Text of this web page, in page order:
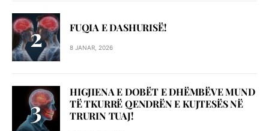
FUQIA E DASHURISË!
8 JANAR, 2026
HIGJIENA E DOBËT E DHËMBËVE MUND
TË TKURRË QENDRËN E KUJTESËS NË
TRURIN TUAJ!